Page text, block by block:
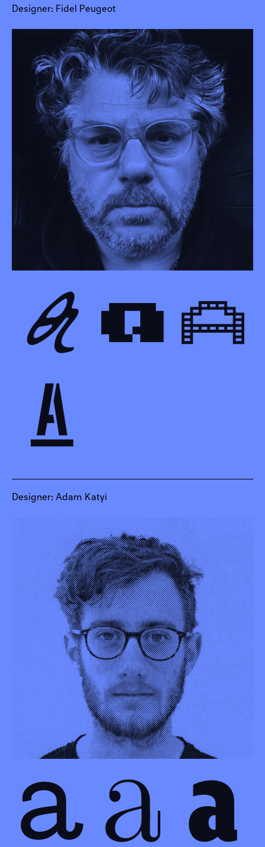
Designer: Fidel Peugeot
Designer: Adam Katyi